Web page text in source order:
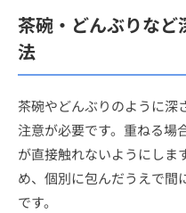
茶碗・どんぶりなど
法
茶碗やどんぶりのように深
注意が必要です。重ねる場
が直接触れないようにしま
め、個別に包んだうえで間
です。